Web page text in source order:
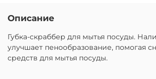
Описание
Губка-скраббер для мытья посуды.
улучшает пенообразование, помогая
средств для мытья посуды.